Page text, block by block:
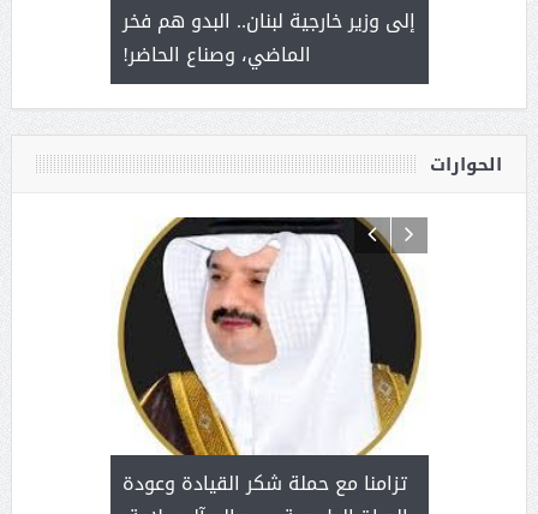
سلمان
إلى وزير خارجية لبنان.. البدو هم فخر
الماضي، وصناع الحاضر!
من عشق
الحوارات
تزامنا مع حملة شكر القيادة وعودة
آل شرمه:
على برامج